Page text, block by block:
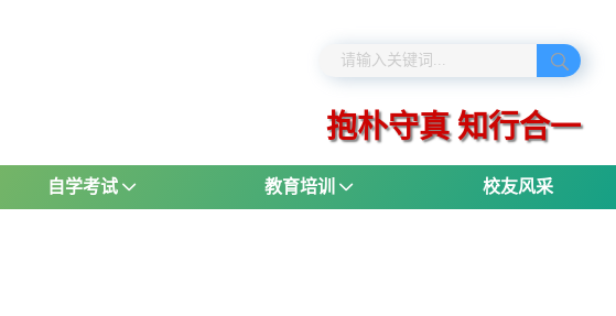
抱朴守真 知行合一
自学考试 教育培训 校友风采